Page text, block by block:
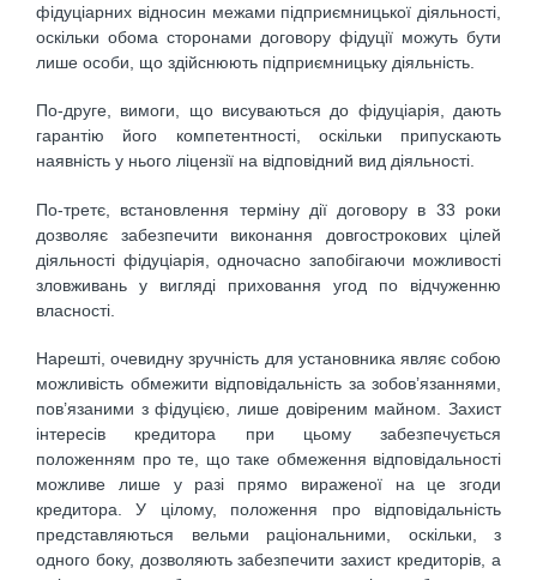
фідуціарних відносин межами підприємницької діяльності,
оскільки обома сторонами договору фідуції можуть бути
лише особи, що здійснюють підприємницьку діяльність.
По-друге, вимоги, що висуваються до фідуціарія, дають
гарантію його компетентності, оскільки припускають
наявність у нього ліцензії на відповідний вид діяльності.
По-третє, встановлення терміну дії договору в 33 роки
дозволяє забезпечити виконання довгострокових цілей
діяльності фідуціарія, одночасно запобігаючи можливості
зловживань у вигляді приховання угод по відчуженню
власності.
Нарешті, очевидну зручність для установника являє собою
можливість обмежити відповідальність за зобов’язаннями,
пов’язаними з фідуцією, лише довіреним майном. Захист
інтересів кредитора при цьому забезпечується
положенням про те, що таке обмеження відповідальності
можливе лише у разі прямо вираженої на це згоди
кредитора. У цілому, положення про відповідальність
представляються вельми раціональними, оскільки, з
одного боку, дозволяють забезпечити захист кредиторів, а